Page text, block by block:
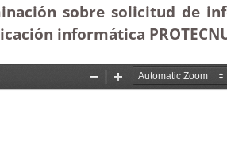
sobre solicitud de
informática